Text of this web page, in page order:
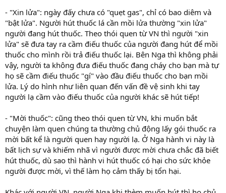
- "Xin lửa": ngày đấy chưa có "quẹt gas", chỉ có bao diêm và
"bật lửa". Người hút thuốc lá cần mồi lửa thường "xin lửa"
người đang hút thuốc. Theo thói quen từ VN thì người "xin
lửa" sẽ đưa tay ra cầm điếu thuốc của người đang hút để mồi
thuốc cho mình rồi trả điếu thuốc lại. Bên Nga thì không phải
vậy, người ta không đưa điếu thuốc đang cháy cho bạn mà tự
họ sẽ cầm điếu thuốc "gí" vào đầu điếu thuốc cho bạn mồi
lửa. Lý do hình như liên quan đến vấn đề vệ sinh khi tay
người lạ cầm vào điếu thuốc của người khác sẽ hút tiếp!
- "Mời thuốc": cũng theo thói quen từ VN, khi muốn bắt
chuyện làm quen chúng ta thường chủ động lấy gói thuốc ra
mời bất kể là người quen hay người lạ. Ở Nga hành vi này là
bất lịch sự và khiếm nhã vì người được mời chưa chắc đã biết
hút thuốc, dù sao thì hành vi hút thuốc có hại cho sức khỏe
người được mời, vì thế làm họ cảm thấy bị tổn hại.